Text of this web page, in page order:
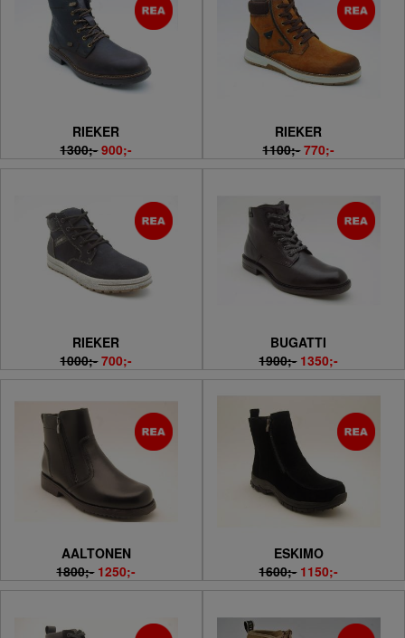
RIEKER
1300;- 900;-
RIEKER
1100;- 770;-
RIEKER
1000;- 700;-
BUGATTI
1900;- 1350;-
AALTONEN
1800;- 1250;-
ESKIMO
1600;- 1150;-